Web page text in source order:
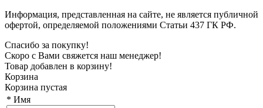
Информация, представленная на сайте, не является публичной
офертой, определяемой положениями Статьи 437 ГК РФ.
Спасибо за покупку!
Скоро с Вами свяжется наш менеджер!
Товар добавлен в корзину!
Корзина
Корзина пустая
* Имя